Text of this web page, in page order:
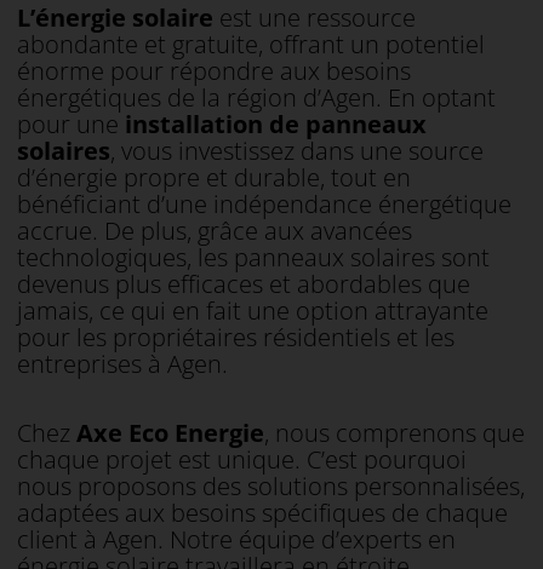
L’énergie solaire est une ressource
abondante et gratuite, offrant un potentiel
énorme pour répondre aux besoins
énergétiques de la région d’Agen. En optant
pour une installation de panneaux
solaires, vous investissez dans une source
d’énergie propre et durable, tout en
bénéficiant d’une indépendance énergétique
accrue. De plus, grâce aux avancées
technologiques, les panneaux solaires sont
devenus plus efficaces et abordables que
jamais, ce qui en fait une option attrayante
pour les propriétaires résidentiels et les
entreprises à Agen.
Chez Axe Eco Energie, nous comprenons que
chaque projet est unique. C’est pourquoi
nous proposons des solutions personnalisées,
adaptées aux besoins spécifiques de chaque
client à Agen. Notre équipe d’experts en